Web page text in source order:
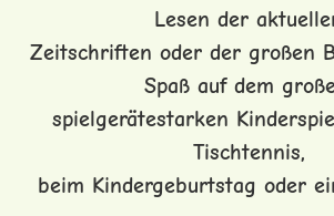
Lesen der
Zeitschriften oder der großen
Spaß auf dem
spielgerätestarken
Tischtennis,
beim Kindergeburtstag oder